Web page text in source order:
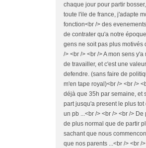
chaque jour pour partir
toute l'ile de france, j'adapte
fonction<br /> des
de contrater qu'a notre
gens ne soit pas plus motivés
/> <br /> <br /> A mon sens
de travailler, et c'est une
defendre. (sans faire de
m'en tape royal)<br /> <br />
déjà que 35h par semaine, et
part jusqu'a present le plus tot
un pb ...<br /> <br /> <br />
de plus normal que de partir
sachant que nous
que nos parents ...<br /> <br /